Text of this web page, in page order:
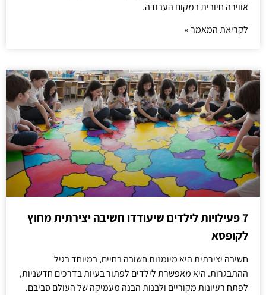
אווירה חיובית במקום העבודה.
לקריאת המאמר »
7 פעילויות לילדים שיעודדו חשיבה יצירתית מחוץ
לקופסא
חשיבה יצירתית היא מיומנות חשובה בחיים, במיוחד בגיל
ההתבגרות. היא מאפשרת לילדים לפתור בעיות בדרכים חדשניות,
לפתח רעיונות מקוריים ולבנות הבנה מעמיקה של העולם סביבם.